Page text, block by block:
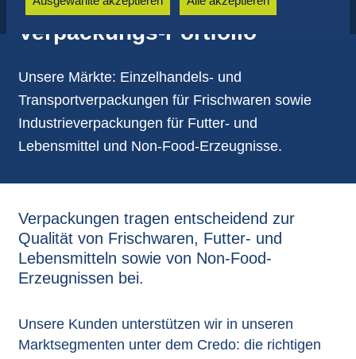
Verpackungs-Portfolio
Unsere Märkte: Einzelhandels- und
Transportverpackungen für Frischwaren sowie
Industrieverpackungen für Futter- und
Lebensmittel und Non-Food-Erzeugnisse.
Verpackungen tragen entscheidend zur
Qualität von Frischwaren, Futter- und
Lebensmitteln sowie von Non-Food-
Erzeugnissen bei.
Unsere Kunden unterstützen wir in unseren
Marktsegmenten unter dem Credo: die richtigen